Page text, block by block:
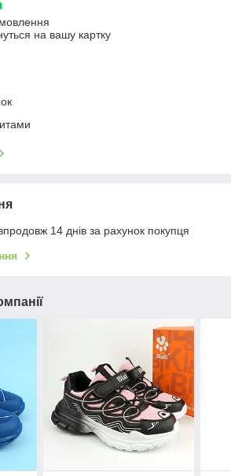
на вашу картку
14 днів за рахунок покупця